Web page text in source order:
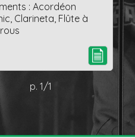
: Acordéon
Clarineta, Flûte à
p. 1/1